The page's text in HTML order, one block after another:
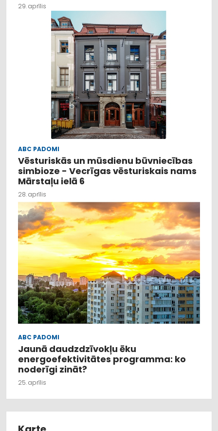
29. aprīlis
ABC PADOMI
Vēsturiskās un mūsdienu būvniecības
simbioze - Vecrīgas vēsturiskais nams
Mārstaļu ielā 6
28. aprīlis
ABC PADOMI
Jaunā daudzdzīvokļu ēku
energoefektivitātes programma: ko
noderīgi zināt?
25. aprīlis